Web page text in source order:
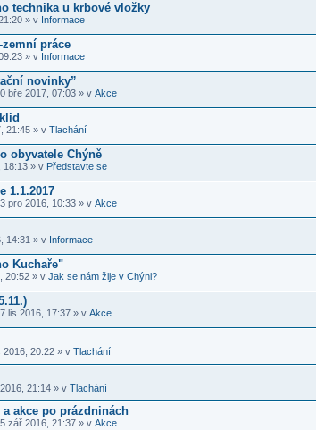
technika u krbové vložky
» v Informace
zemní práce
» v Informace
novinky”
bře 2017, 07:03 » v Akce
21:45 » v Tlachání
obyvatele Chýně
18:13 » v Představte se
1.1.2017
pro 2016, 10:33 » v Akce
14:31 » v Informace
Kuchaře"
20:52 » v Jak se nám žije v Chýni?
lis 2016, 17:37 » v Akce
2016, 20:22 » v Tlachání
21:14 » v Tlachání
akce po prázdninách
zář 2016, 21:37 » v Akce